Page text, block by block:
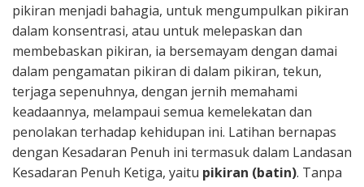
pikiran menjadi bahagia, untuk mengumpulkan pikiran
dalam konsentrasi, atau untuk melepaskan dan
membebaskan pikiran, ia bersemayam dengan damai
dalam pengamatan pikiran di dalam pikiran, tekun,
terjaga sepenuhnya, dengan jernih memahami
keadaannya, melampaui semua kemelekatan dan
penolakan terhadap kehidupan ini. Latihan bernapas
dengan Kesadaran Penuh ini termasuk dalam Landasan
Kesadaran Penuh Ketiga, yaitu pikiran (batin). Tanpa